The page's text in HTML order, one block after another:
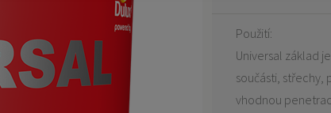
Použití:
Universal základ
součásti, střechy,
vhodnou